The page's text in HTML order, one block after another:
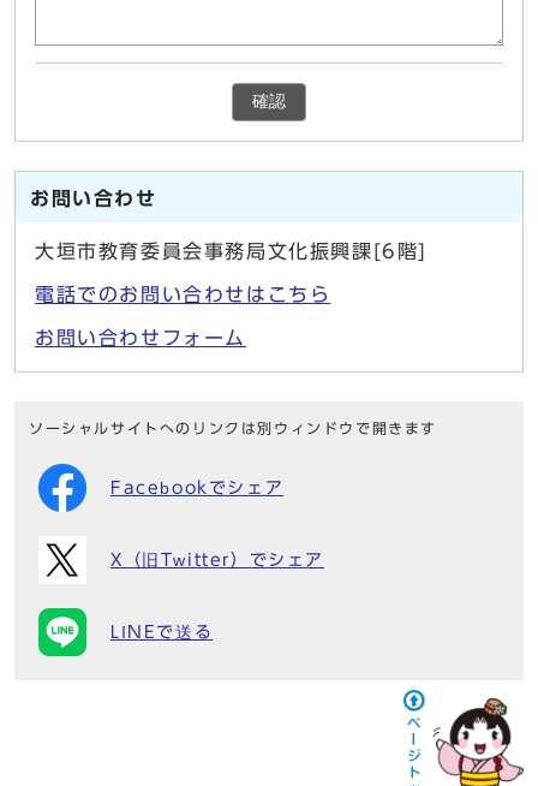
確認
お問い合わせ
大垣市教育委員会事務局文化振興課[6階]
電話でのお問い合わせはこちら
お問い合わせフォーム
ソーシャルサイトへのリンクは別ウィンドウで開きます
Facebookでシェア
X（旧Twitter）でシェア
LINEで送る